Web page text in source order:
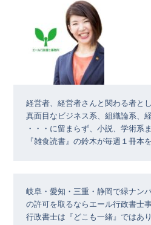
経営者、経営者さんと関わる者と
真面目なビジネス系、組織論系、
・・・に留まらず、小説、学術系ま
『雑食読書』の鈴木が毎週１冊本
岐阜・愛知・三重・静岡で緑ナン
の許可を取るならエール行政書士
行政書士は『どこも一緒』ではあり